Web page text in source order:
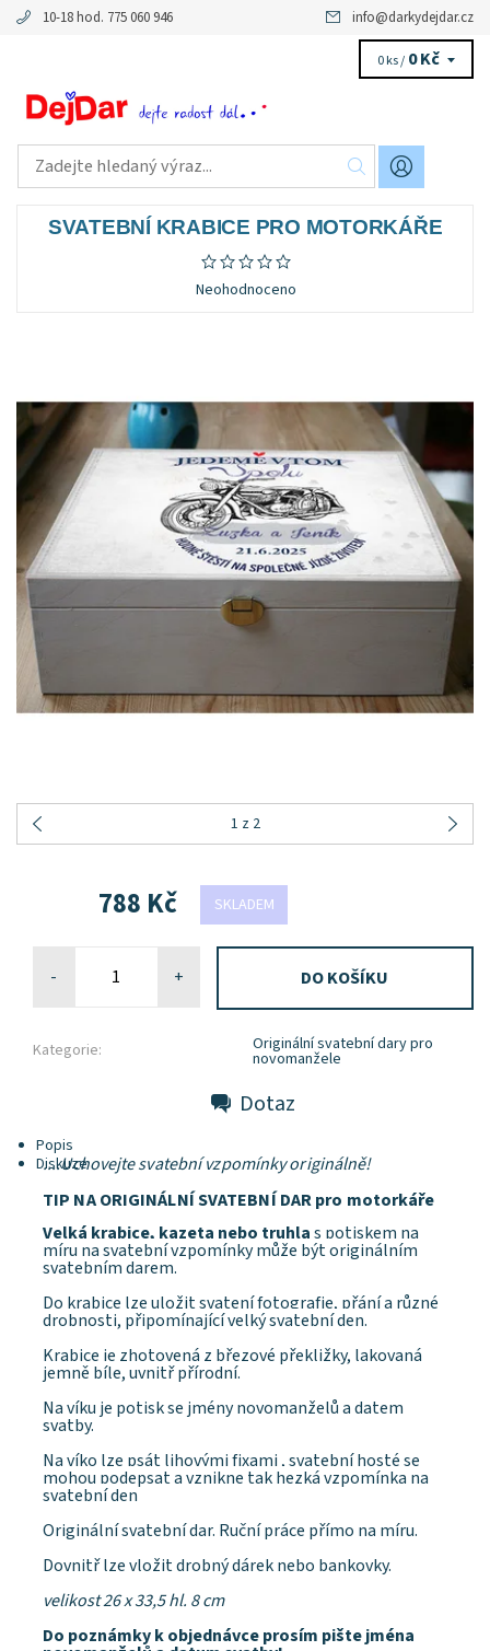
10-18 hod. 775 060 946 info@darkydejdar.cz
0 ks / 0 Kč
SVATEBNÍ KRABICE PRO MOTORKÁŘE
Neohodnoceno
1 z 2
SKLADEM
788 Kč
- +
Kategorie: Originální svatební dary pro
novomanžele
Dotaz
Popis
Diskuze
....Uchovejte svatební vzpomínky originálně!
TIP NA ORIGINÁLNÍ SVATEBNÍ DARpro motorkáře
Velká krabice, kazeta nebo truhlas potiskem na
míru na svatební vzpomínky může být originálním
svatebním darem.
Do krabice lze uložit svatení fotografie, přání a různé
drobnosti, připomínající velký svatební den.
Krabice je zhotovená z březové překližky, lakovaná
jemně bíle, uvnitř přírodní.
Na víku je potisk se jmény novomanželů a datem
svatby.
Na víko lze psát lihovými fixami , svatební hosté se
mohou podepsat a vznikne tak hezká vzpomínka na
svatební den
Originální svatební dar. Ruční práce přímo na míru.
Dovnitř lze vložit drobný dárek nebo bankovky.
velikost 26 x 33,5 hl. 8 cm
Do poznámky k objednávce prosím pište jména